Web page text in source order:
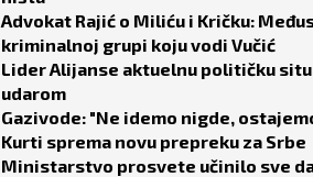
Advokat Rajić o Miliću i Kričku:
kriminalnoj grupi koju vodi Vučić
Lider Alijanse aktuelnu političku
udarom
Gazivode: "Ne idemo nigde,
Kurti sprema novu prepreku za Srbe
Ministarstvo prosvete učinilo sve